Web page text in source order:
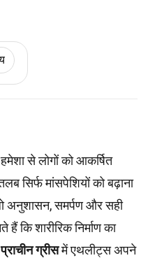
हमेशा से लोगों को आकर्षित
सिर्फ मांसपेशियों को बढ़ाना
अनुशासन, समर्पण और सही
कि शारीरिक निर्माण का
प्राचीन ग्रीसमें एथलीट्स अपने